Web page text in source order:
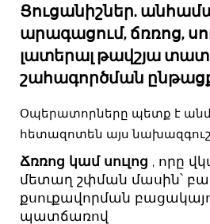
Ցուցանիշներ.
արագացում, ճռռոց,
լատերալ թավշյա
շահագործման
Օպերատորները պետք է
հետազոտեն այս
Ճռռոց կամ սուլոց , որը
մետաղ շփման մասին՝
քսուքավորման
պատճառով